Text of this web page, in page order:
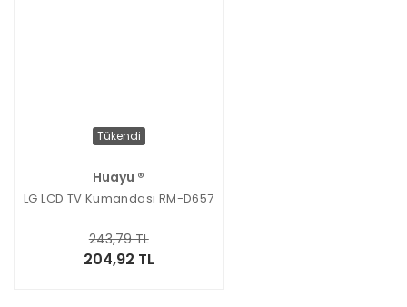
Tükendi
Huayu ®
LG LCD TV Kumandası RM-D657
204,92 TL
243,79 TL